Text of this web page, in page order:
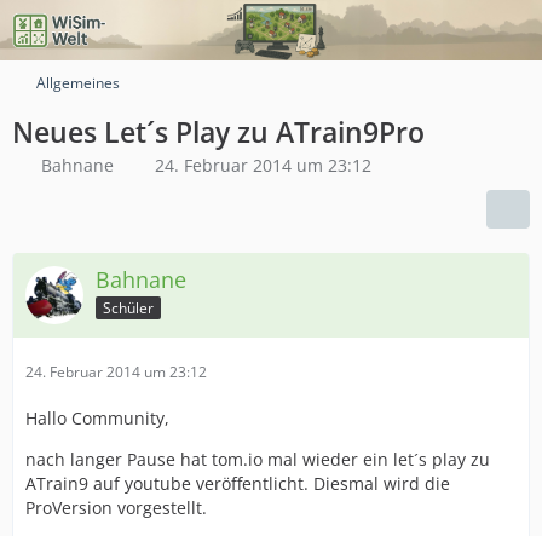
Allgemeines
Neues Let´s Play zu ATrain9Pro
Bahnane 24. Februar 2014 um 23:12
Bahnane
Schüler
24. Februar 2014 um 23:12
Hallo Community,
nach langer Pause hat tom.io mal wieder ein let´s play zu
ATrain9 auf youtube veröffentlicht. Diesmal wird die
ProVersion vorgestellt.